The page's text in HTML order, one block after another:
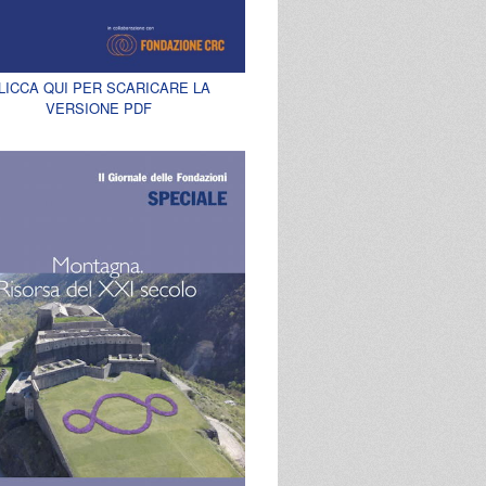
QUI PER SCARICARE LA
VERSIONE PDF